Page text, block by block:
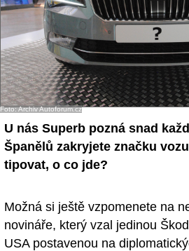
Foto: Archiv Autoforum.cz
U nás Superb pozná snad
Španělů zakryjete značku
tipovat, o co jde?
Možná si ještě vzpomenete na
novináře, který vzal jedinou
USA postavenou na